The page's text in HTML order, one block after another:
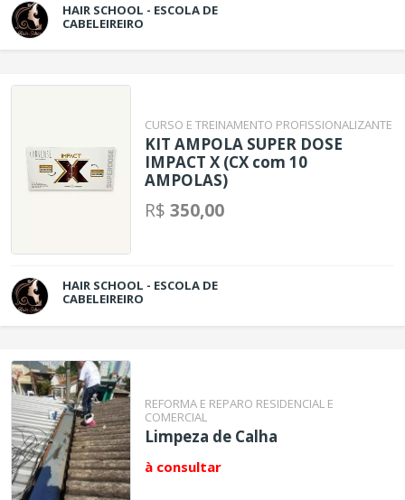
HAIR SCHOOL - ESCOLA DE
CABELEIREIRO
CURSO E TREINAMENTO PROFISSIONALIZANTE
KIT AMPOLA SUPER DOSE
IMPACT X (CX com 10
AMPOLAS)
R$350,00
HAIR SCHOOL - ESCOLA DE
CABELEIREIRO
REFORMA E REPARO RESIDENCIAL E
COMERCIAL
Limpeza de Calha
à consultar